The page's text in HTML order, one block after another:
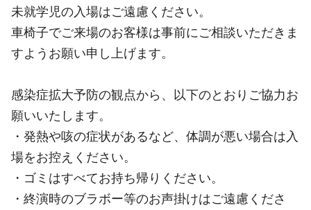
未就学児の入場はご遠慮ください。
車椅子でご来場のお客様は事前にご相談いただきま
すようお願い申し上げます。
感染症拡大予防の観点から、以下のとおりご協力お
願いいたします。
・発熱や咳の症状があるなど、体調が悪い場合は入
場をお控えください。
・ゴミはすべてお持ち帰りください。
・終演時のブラボー等のお声掛けはご遠慮くださ